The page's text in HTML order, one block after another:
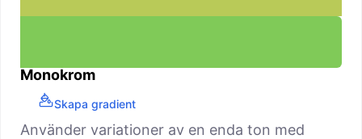
Monokrom
Skapa gradient
Använder variationer av en enda ton med